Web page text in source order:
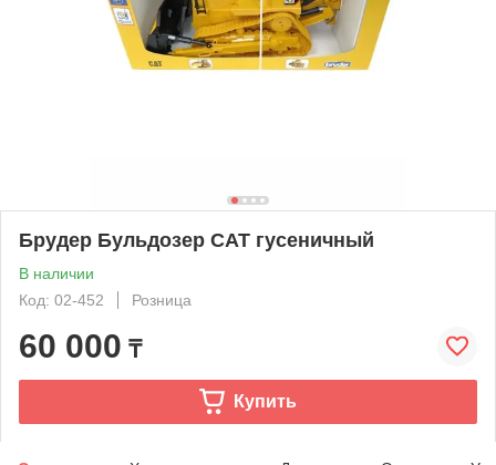
Брудер Бульдозер CAT гусеничный
В наличии
Код: 02-452
Розница
60 000 ₸
Купить